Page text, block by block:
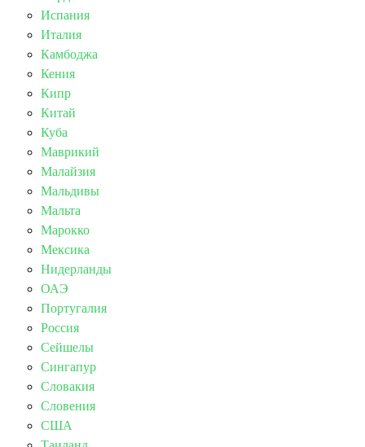
Испания
Италия
Камбоджа
Кения
Кипр
Китай
Куба
Маврикий
Малайзия
Мальдивы
Мальта
Марокко
Мексика
Нидерланды
ОАЭ
Португалия
Россия
Сейшелы
Сингапур
Словакия
Словения
США